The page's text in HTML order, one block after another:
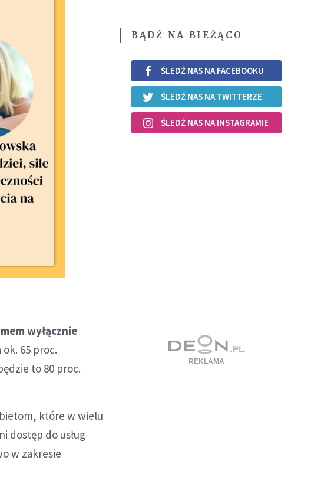
wyłącznie
65 proc.
to 80 proc.
które w wielu
dostęp do usług
w zakresie
BĄDŹ NA BIEŻĄCO
ŚLEDŹ NAS NA FACEBOOKU
ŚLEDŹ NAS NA TWITTERZE
ŚLEDŹ NAS NA INSTAGRAMIE